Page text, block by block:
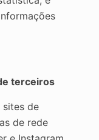
terceiros
sites de
de rede